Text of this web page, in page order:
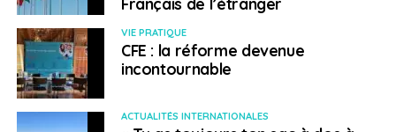
VIE PRATIQUE
CFE : la réforme devenue
incontournable
ACTUALITÉS INTERNATIONALES